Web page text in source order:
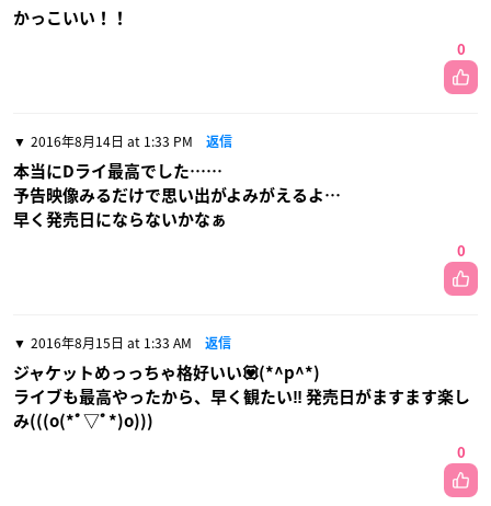
かっこいい！！
0
2016年8月14日 at 1:33 PM 返信
本当にDライ最高でした……
予告映像みるだけで思い出がよみがえるよ…
早く発売日にならないかなぁ
0
2016年8月15日 at 1:33 AM 返信
ジャケットめっっちゃ格好いい💟(*^p^*)
ライブも最高やったから、早く観たい‼︎ 発売日がますます楽し
み(((o(*ﾟ▽ﾟ*)o)))
0